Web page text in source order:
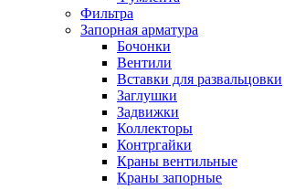
Фильтра
Запорная арматура
Бочонки
Вентили
Вставки для развальцовки
Заглушки
Задвижки
Коллекторы
Контргайки
Краны вентильные
Краны запорные